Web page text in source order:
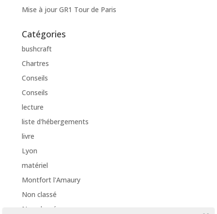
Mise à jour GR1 Tour de Paris
Catégories
bushcraft
Chartres
Conseils
Conseils
lecture
liste d'hébergements
livre
Lyon
matériel
Montfort l'Amaury
Non classé
Non classé